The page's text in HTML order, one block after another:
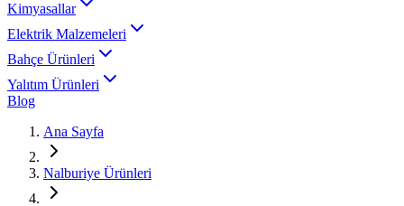
Kimyasallar
Elektrik Malzemeleri
Bahçe Ürünleri
Yalıtım Ürünleri
Blog
Ana Sayfa
Nalburiye Ürünleri